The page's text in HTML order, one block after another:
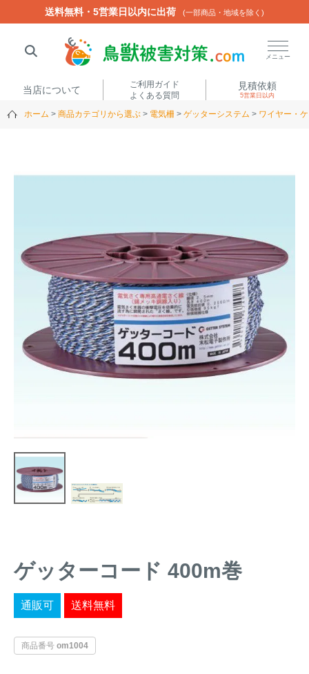
送料無料・5営業日以内に出荷 (一部商品・地域を除く)
メニュー
当店について
ご利用ガイド
よくある質問
見積依頼
5営業日以内
ホーム 商品カテゴリから選ぶ 電気柵 ゲッターシステム ワイヤー・
ゲッターコード 400m巻
通販可 送料無料
商品番号 om1004
送料無料・5営業日以内に出荷 (一部商品・地域を除く)
閉じる
いのししくんTREL4G-Rアニマルネット2300
商品カテゴリから選ぶ
電気柵
トレイルカメラ（セン
サーカメラ）
屋外防犯・監視カメ
金網柵
ュ柵等）
箱わな （イノシシ・シ
箱わな（アライグマ・ハ
クビシン・ネズミ等）
防獣・防鳥ネット
くくり罠（イノシシ・
対象動物から選ぶ
動物の種類から対策商品を選ぶ
イノシシ対策